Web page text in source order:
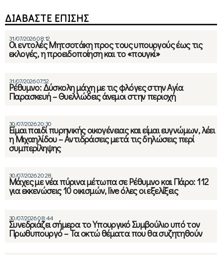
ΔΙΑΒΑΣΤΕ ΕΠΙΣΗΣ
31/07/2026 08:12
Οι εντολές Μητσοτάκη προς τους υπουργούς έως τις
εκλογές, η προειδοποίηση και το «πουγκί»
31/07/2026 07:52
Ρέθυμνο: Δύσκολη μάχη με τις φλόγες στην Αγία
Παρασκευή – Θυελλώδεις άνεμοι στην περιοχή
30/07/2026 20:30
Είμαι παιδί πυρηνικής οικογένειας και είμαι ευγνώμων, λέει
η Μιχαηλίδου – Αντιδράσεις μετά τις δηλώσεις περί
συμπερίληψης
30/07/2026 20:28
Μάχες με νέα πύρινα μέτωπα σε Ρέθυμνο και Πάρο: 112
για εκκενώσεις 10 οικισμών, live όλες οι εξελίξεις
30/07/2026 08:44
Συνεδριάζει σήμερα το Υπουργικό Συμβούλιο υπό τον
Πρωθυπουργό – Τα οκτώ θέματα που θα συζητηθούν